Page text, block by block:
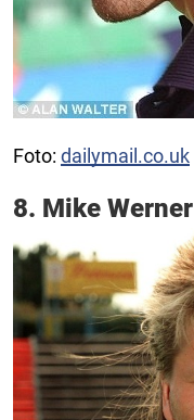
Foto: dailymail.co.uk
8. Mike Werner